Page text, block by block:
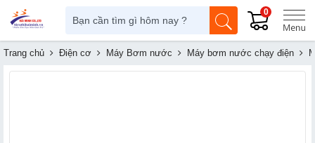
0
Trang chủ Điện cơ Máy Bơm nước Máy bơm nước chạy điện